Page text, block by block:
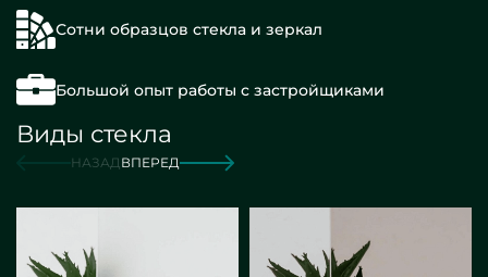
Сотни образцов стекла и зеркал
Большой опыт работы с застройщиками
Виды стекла
НАЗАДВПЕРЕД